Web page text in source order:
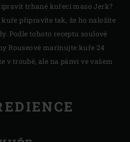
trhané kuřecí maso Jerk?
připravíte tak, že ho naložíte
Podle tohoto receptu soulové
Rouseové marinujte kuře 24
v troubě, ale na pánvi ve vašem